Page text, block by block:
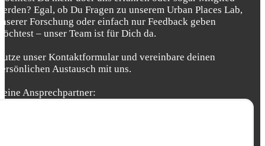
Egal, ob Du Fragen zu unserem Urban Places Lab,
Forschung oder einfach nur Feedback geben
– unser Team ist für Dich da.
unser Kontaktformular und vereinbare deinen
Austausch mit uns.
Ansprechpartner: